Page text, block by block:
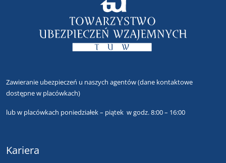
Zawieranie ubezpieczeń u naszych agentów(dane kontaktowe
dostępne w placówkach)
lubw placówkach poniedziałek – piątek w godz. 8:00 – 16:00
Kariera